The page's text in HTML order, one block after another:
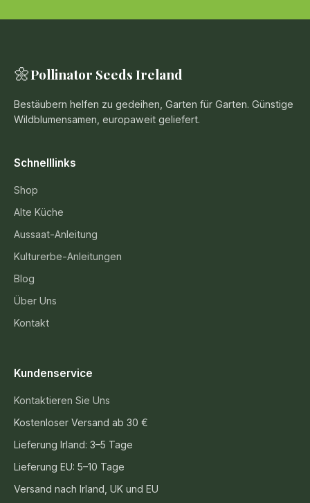
🌼Pollinator Seeds Ireland
Bestäubern helfen zu gedeihen, Garten für Garten. Günstige
Wildblumensamen, europaweit geliefert.
Schnelllinks
Shop
Alte Küche
Aussaat-Anleitung
Kulturerbe-Anleitungen
Blog
Über Uns
Kontakt
Kundenservice
Kontaktieren Sie Uns
Kostenloser Versand ab 30 €
Lieferung Irland: 3–5 Tage
Lieferung EU: 5–10 Tage
Versand nach Irland, UK und EU